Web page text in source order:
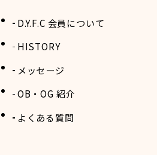
D.Y.F.C 会員について
HISTORY
メッセージ
OB・OG 紹介
よくある質問